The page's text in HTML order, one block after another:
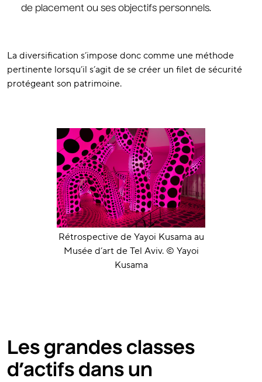
de placement ou ses objectifs personnels.
La diversification s’impose donc comme une méthode
pertinente lorsqu’il s’agit de se créer un filet de sécurité
protégeant son patrimoine.
Rétrospective de Yayoi Kusama au
Musée d’art de Tel Aviv. © Yayoi
Kusama
Les grandes classes
d’actifs dans un